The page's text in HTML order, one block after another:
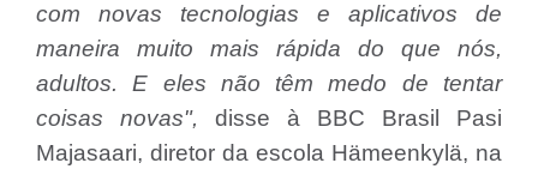
com novas tecnologias e aplicativos de
maneira muito mais rápida do que nós,
adultos. E eles não têm medo de tentar
coisas novas", disse à BBC Brasil Pasi
Majasaari, diretor da escola Hämeenkylä, na